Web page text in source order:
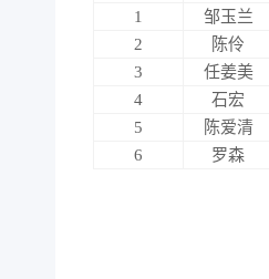
1
邹玉兰
2
陈伶
3
任姜美
4
石宏
5
陈爱清
6
罗森